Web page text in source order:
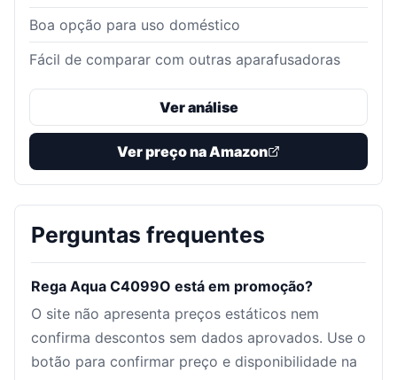
Boa opção para uso doméstico
Fácil de comparar com outras aparafusadoras
Ver análise
Ver preço na Amazon
Perguntas frequentes
Rega Aqua C4099O está em promoção?
O site não apresenta preços estáticos nem
confirma descontos sem dados aprovados. Use o
botão para confirmar preço e disponibilidade na